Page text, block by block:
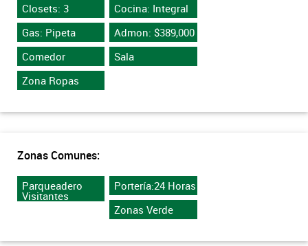
Closets: 3
Cocina: Integral
Gas: Pipeta
Admon: $389,000
Comedor
Sala
Zona Ropas
Zonas Comunes:
Parqueadero
Visitantes
Portería:24 Horas
Zonas Verde